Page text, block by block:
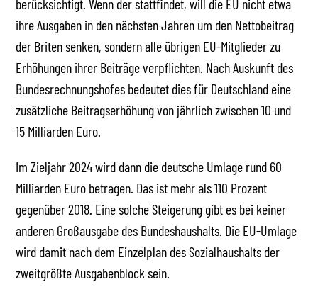
berücksichtigt. Wenn der stattfindet, will die EU nicht etwa
ihre Ausgaben in den nächsten Jahren um den Nettobeitrag
der Briten senken, sondern alle übrigen EU-Mitglieder zu
Erhöhungen ihrer Beiträge verpflichten. Nach Auskunft des
Bundesrechnungshofes bedeutet dies für Deutschland eine
zusätzliche Beitragserhöhung von jährlich zwischen 10 und
15 Milliarden Euro.
Im Zieljahr 2024 wird dann die deutsche Umlage rund 60
Milliarden Euro betragen. Das ist mehr als 110 Prozent
gegenüber 2018. Eine solche Steigerung gibt es bei keiner
anderen Großausgabe des Bundeshaushalts. Die EU-Umlage
wird damit nach dem Einzelplan des Sozialhaushalts der
zweitgrößte Ausgabenblock sein.